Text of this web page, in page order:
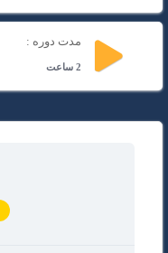
مدت دوره :
2 ساعت